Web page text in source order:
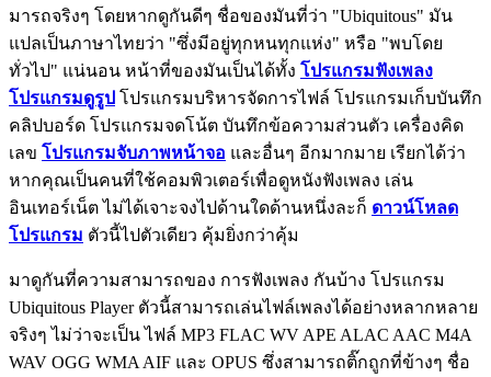
มารถจริงๆ โดยหากดูกันดีๆ ชื่อของมันที่ว่า "Ubiquitous" มัน
แปลเป็นภาษาไทยว่า "ซึ่งมีอยู่ทุกหนทุกแห่ง" หรือ "พบโดย
ทั่วไป" แน่นอน หน้าที่ของมันเป็นได้ทั้ง โปรแกรมฟังเพลง
โปรแกรมดูรูป โปรแกรมบริหารจัดการไฟล์ โปรแกรมเก็บบันทึก
คลิปบอร์ด โปรแกรมจดโน้ต บันทึกข้อความส่วนตัว เครื่องคิด
เลข โปรแกรมจับภาพหน้าจอ และอื่นๆ อีกมากมาย เรียกได้ว่า
หากคุณเป็นคนที่ใช้คอมพิวเตอร์เพื่อดูหนังฟังเพลง เล่น
อินเทอร์เน็ต ไม่ได้เจาะจงไปด้านใดด้านหนึ่งละก็ ดาวน์โหลด
โปรแกรม ตัวนี้ไปตัวเดียว คุ้มยิ่งกว่าคุ้ม
มาดูกันที่ความสามารถของ การฟังเพลง กันบ้าง โปรแกรม
Ubiquitous Player ตัวนี้สามารถเล่นไฟล์เพลงได้อย่างหลากหลาย
จริงๆ ไม่ว่าจะเป็น ไฟล์ MP3 FLAC WV APE ALAC AAC M4A
WAV OGG WMA AIF และ OPUS ซึ่งสามารถติ๊กถูกที่ข้างๆ ชื่อ